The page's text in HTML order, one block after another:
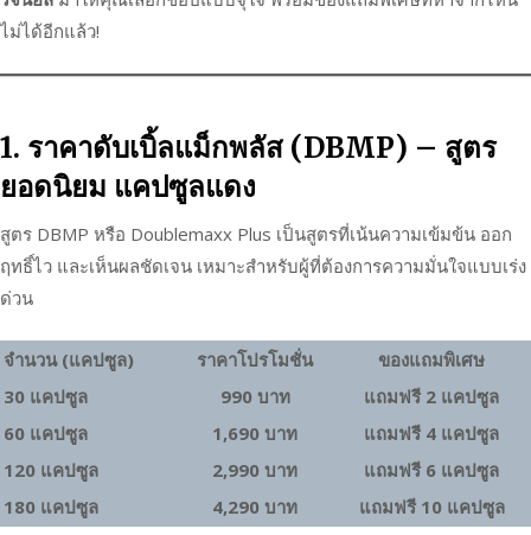
ไม่ได้อีกแล้ว!
1. ราคาดับเบิ้ลแม็กพลัส (DBMP) – สูตร
ยอดนิยม แคปซูลแดง
สูตร DBMP หรือ Doublemaxx Plus เป็นสูตรที่เน้นความเข้มข้น ออก
ฤทธิ์ไว และเห็นผลชัดเจน เหมาะสำหรับผู้ที่ต้องการความมั่นใจแบบเร่ง
ด่วน
จำนวน (แคปซูล) ราคาโปรโมชั่น
ของแถมพิเศษ
30 แคปซูล
990 บาท
แถมฟรี 2 แคปซูล
60 แคปซูล
1,690 บาท
แถมฟรี 4 แคปซูล
120 แคปซูล
2,990 บาท
แถมฟรี 6 แคปซูล
180 แคปซูล
4,290 บาท แถมฟรี 10 แคปซูล